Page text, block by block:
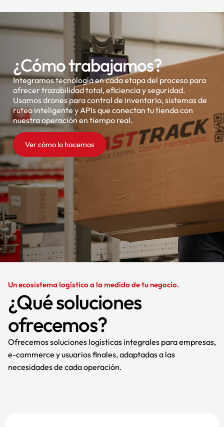
¿Cómo trabajamos?
Integramos tecnología en cada etapa del proceso para
ofrecer trazabilidad total, eficiencia y seguridad.
Usamos drones para control de inventario, sistemas de
ruteo inteligente y APIs que conectan tu tienda con
nuestra operación en tiempo real.
Ver cómo lo hacemos
Un ecosistema logístico a la medida de tu negocio.
¿Qué soluciones
ofrecemos?
Ofrecemos soluciones logísticas integrales para empresas,
e-commerce y usuarios finales, adaptadas a las
necesidades de cada operación.